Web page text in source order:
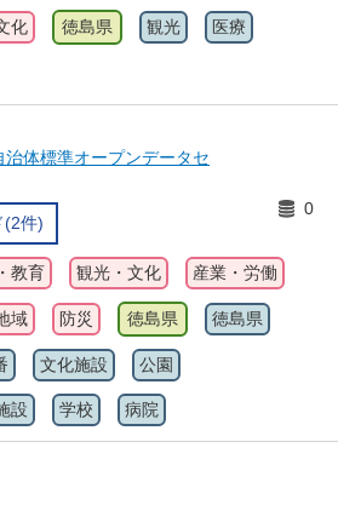
化 徳島県 観光 医療
体標準オープンデータセ
(2件)
0
教育 観光・文化 産業・労働
域 防災 徳島県 徳島県
文化施設 公園
設 学校 病院